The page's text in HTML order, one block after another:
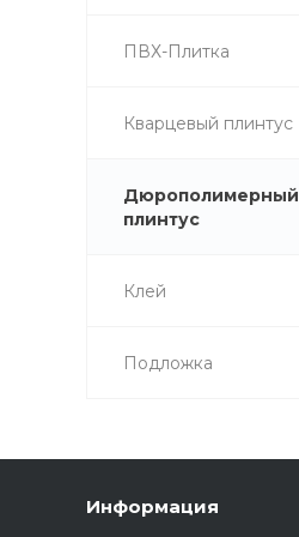
ПВХ-Плитка
Кварцевый плинтус
Дюрополимерный
плинтус
Клей
Подложка
Информация